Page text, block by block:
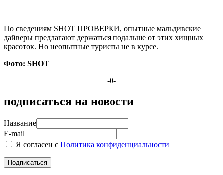
По сведениям SHOT ПРОВЕРКИ, опытные мальдивские
дайверы предлагают держаться подальше от этих хищных
красоток. Но неопытные туристы не в курсе.
Фото: SHOT
-0-
подписаться на новости
Название
E-mail
Я согласен с Политика конфиденциальности